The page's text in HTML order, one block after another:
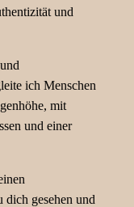
und
ich Menschen
mit
und einer
dich gesehen und